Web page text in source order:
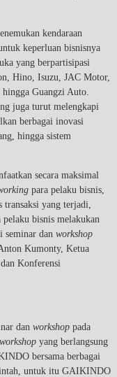
kendaraan
keperluan bisnisnya
yang berpartisipasi
Hino, Isuzu, JAC Motor,
Guangzi Auto.
juga turut melengkapi
berbagai inovasi
hingga sistem
secara maksimal
para pelaku bisnis,
yang terjadi,
bisnis melakukan
seminar dan workshop
Kumonty, Ketua
Konferensi
dan workshop pada
workshop yang berlangsung
bersama berbagai
untuk itu GAIKINDO